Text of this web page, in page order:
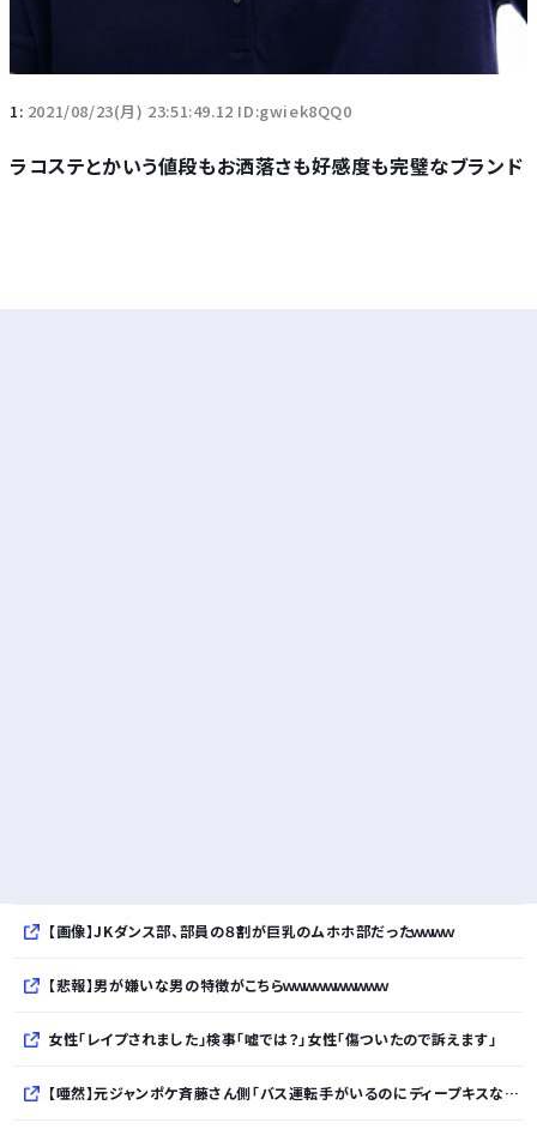
1: 2021/08/23(月) 23:51:49.12 ID:gwiek8QQ0
ラコステとかいう値段もお洒落さも好感度も完璧なブランド
【画像】JKダンス部、部員の８割が巨乳のムホホ部だったｗｗｗｗ
【悲報】男が嫌いな男の特徴がこちらｗｗｗｗｗｗｗｗｗｗ
女性「レイプされました」検事「嘘では？」女性「傷ついたので訴えます」
【唖然】元ジャンポケ斉藤さん側「バス運転手がいるのにディープキスなんてできない」「Aさんの供述には矛盾点」・・・・・・・・・